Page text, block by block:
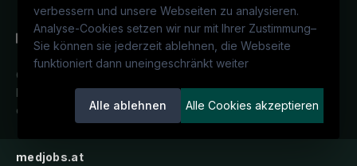
verbessern und unsere Webseiten zu analysieren.
Analyse-Cookies setzen wir nur mit Ihrer Zustimmung–
Sie können sie jederzeit ablehnen, die Webseite
funktioniert dann uneingeschränkt weiter
Alle ablehnen Alle Cookies akzeptieren
Österreichs medizinisches
Karriereportal.Ein Service der
candidatis GmbH.
medjobs.at